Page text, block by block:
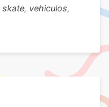
skate, vehiculos,